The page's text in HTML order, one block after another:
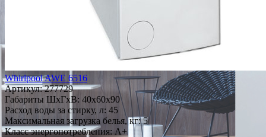
Whirlpool AWE 6516
Артикул:277729
Габариты ШxГxВ: 40x60x90
Расход воды за стирку, л: 45
Максимальная загрузка белья, кг: 5
Класс энергопотребления: A+